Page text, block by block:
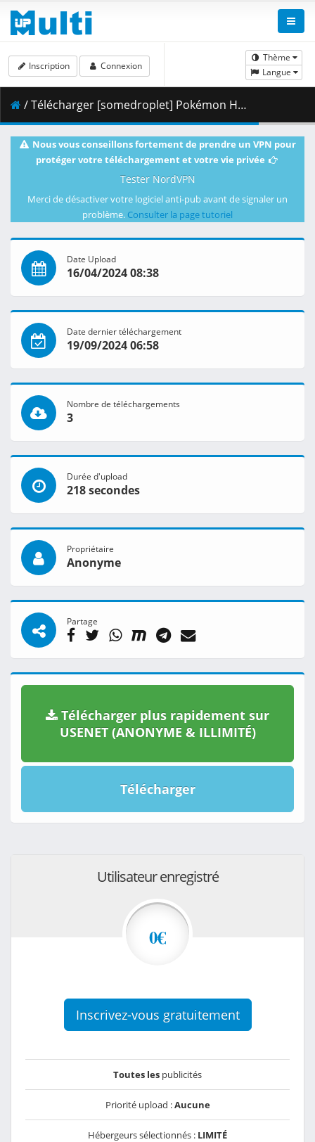
Thème
Langue
Inscription Connexion
/ Télécharger [somedroplet] Pokémon Horizons - 007 v2 [D941DDB7].mkv.001 ( 283.90 MB )
Nous vous conseillons fortement de prendre un VPN pour
protéger votre téléchargement et votre vie privée
Tester NordVPN
Merci de désactiver votre logiciel anti-pub avant de signaler un
problème. Consulter la page tutoriel
Date Upload
16/04/2024 08:38
Date dernier téléchargement
19/09/2024 06:58
Nombre de téléchargements
3
Durée d'upload
218 secondes
Propriétaire
Anonyme
Partage
Télécharger plus rapidement sur
USENET (ANONYME & ILLIMITÉ)
Télécharger
Utilisateur enregistré
0€
Inscrivez-vous gratuitement
Toutes les publicités
Priorité upload :Aucune
Hébergeurs sélectionnés : LIMITÉ